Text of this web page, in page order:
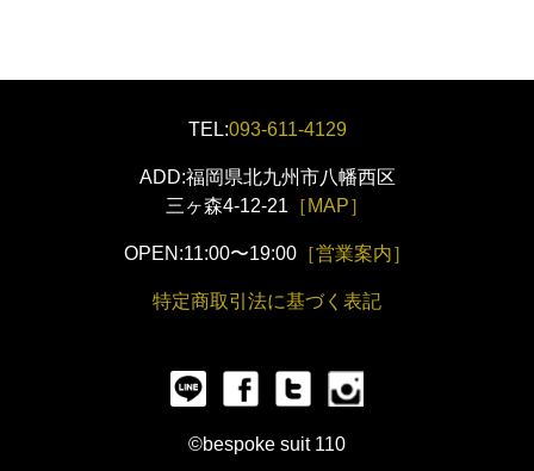
TEL:093-611-4129
ADD:福岡県北九州市八幡西区
三ヶ森4-12-21 ［MAP］
OPEN:11:00〜19:00［営業案内］
特定商取引法に基づく表記
©bespoke suit 110